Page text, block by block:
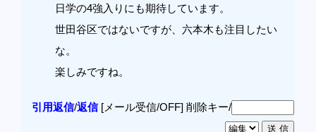
日学の4強入りにも期待しています。
世田谷区ではないですが、六本木も注目したい
な。
楽しみですね。
引用返信/返信[メール受信/OFF] 削除キー/